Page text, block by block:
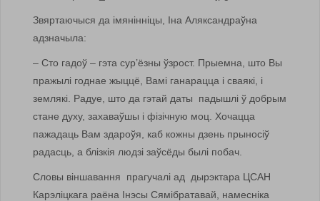
Звяртаючыся да імянінніцы, Іна Аляксандраўна
адзначыла:
– Сто гадоў – гэта сур’ёзны ўзрост. Прыемна, што Вы
пражылі годнае жыццё, Вамі ганарацца і сваякі, і
землякі. Радуе, што да гэтай даты падышлі ў добрым
стане духу, захаваўшы і фізічную моц. Хочацца
пажадаць Вам здароўя, каб кожны дзень прыносіў
радасць, а блізкія людзі заўсёды былі побач.
Словы віншавання прагучалі ад дырэктара ЦСАН
Карэліцкага раёна Інэсы Сямібратавай, намесніка